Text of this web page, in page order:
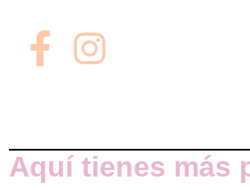
Aquí tienes más